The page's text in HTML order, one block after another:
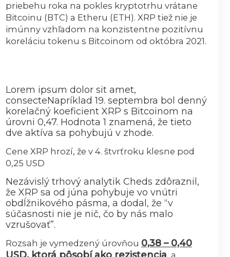
priebehu roka na pokles kryptotrhu vrátane
Bitcoinu (BTC) a Etheru (ETH). XRP tiež nie je
imúnny vzhľadom na konzistentne pozitívnu
koreláciu tokenu s Bitcoinom od októbra 2021.
Lorem ipsum dolor sit amet,
consecteNapríklad 19. septembra bol denný
korelačný koeficient XRP s Bitcoinom na
úrovni 0,47. Hodnota 1 znamená, že tieto
dve aktíva sa pohybujú v zhode.
Cene XRP hrozí, že v 4. štvrťroku klesne pod
0,25 USD
Nezávislý trhový analytik Cheds zdôraznil,
že XRP sa od júna pohybuje vo vnútri
obdĺžnikového pásma, a dodal, že “v
súčasnosti nie je nič, čo by nás malo
vzrušovať”.
Rozsah je vymedzený úrovňou 0,38 – 0,40